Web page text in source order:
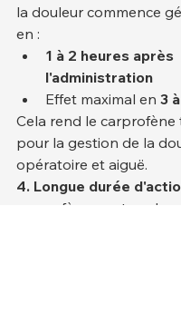
la douleur commence
en :
1 à 2 heures après
l'administration
Effet maximal en 3
Cela rend le carprofène
pour la gestion de la
opératoire et aiguë.
4. Longue durée
carprofène peut